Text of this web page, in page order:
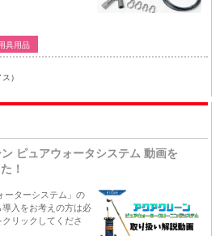
具用品
）
ピュアウォータシステム 動画を
！
ーターシステム」の
入をお考えの方は必
リックしてくださ